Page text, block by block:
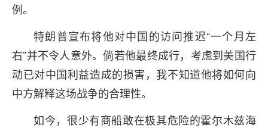
例。
特朗普宣布将他对中国的访问推迟“一个月左
右”并不令人意外。倘若他最终成行，考虑到美国行
动已对中国利益造成的损害，我不知道他将如何向
中方解释这场战争的合理性。
如今，很少有商船敢在极其危险的霍尔木兹海